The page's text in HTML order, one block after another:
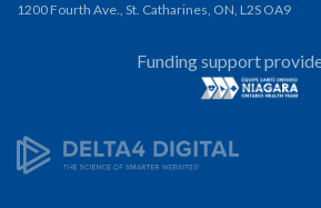
1200 Fourth Ave., St. Catharines, ON, L2S OA9
Funding support